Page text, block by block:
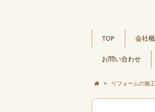
TOP 会社
お問い合わせ
> リフォームの施